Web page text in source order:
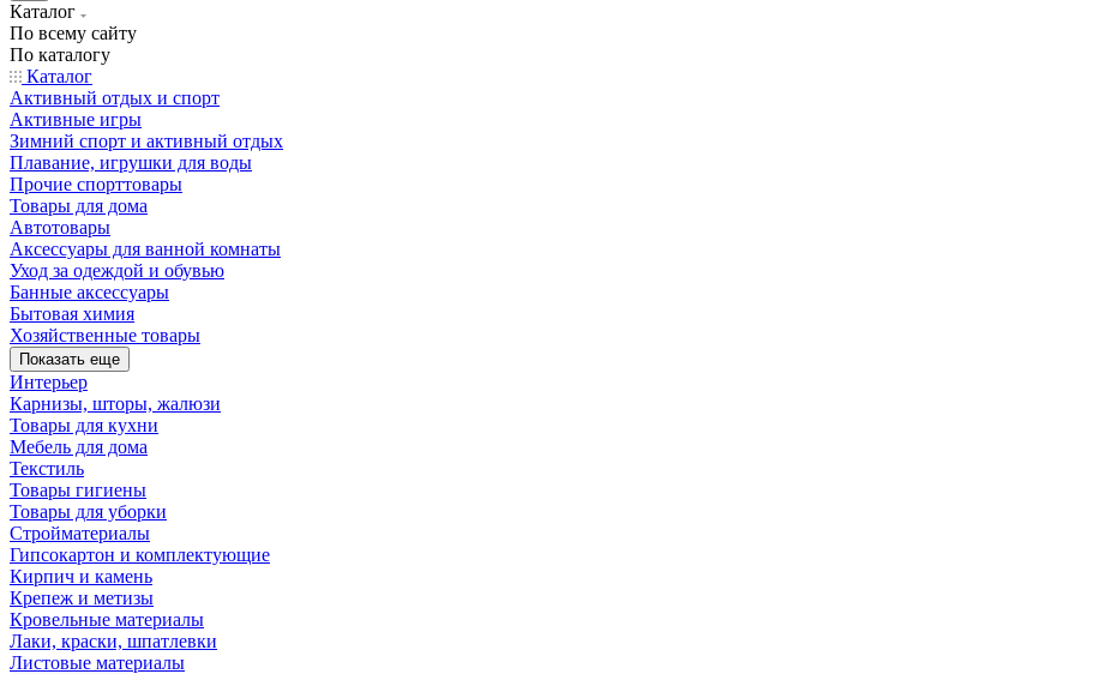
Каталог
По всему сайту
По каталогу
Каталог
Активный отдых и спорт
Активные игры
Зимний спорт и активный отдых
Плавание, игрушки для воды
Прочие спорттовары
Товары для дома
Автотовары
Аксессуары для ванной комнаты
Уход за одеждой и обувью
Банные аксессуары
Бытовая химия
Хозяйственные товары
Показать еще
Интерьер
Карнизы, шторы, жалюзи
Товары для кухни
Мебель для дома
Текстиль
Товары гигиены
Товары для уборки
Стройматериалы
Гипсокартон и комплектующие
Кирпич и камень
Крепеж и метизы
Кровельные материалы
Лаки, краски, шпатлевки
Листовые материалы